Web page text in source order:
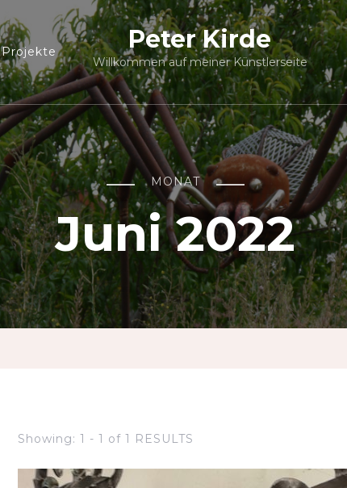
Projekte Peter Kirde
Willkommen auf meiner Künstlerseite
MONAT
Juni 2022
Showing: 1 - 1 of 1 RESULTS